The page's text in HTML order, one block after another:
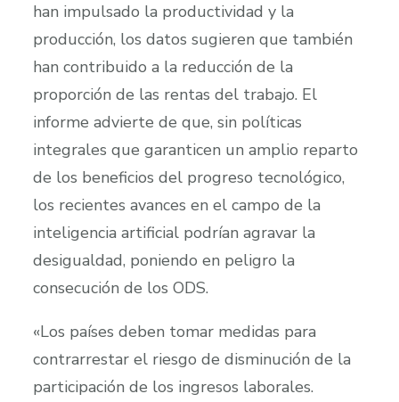
han impulsado la productividad y la
producción, los datos sugieren que también
han contribuido a la reducción de la
proporción de las rentas del trabajo. El
informe advierte de que, sin políticas
integrales que garanticen un amplio reparto
de los beneficios del progreso tecnológico,
los recientes avances en el campo de la
inteligencia artificial podrían agravar la
desigualdad, poniendo en peligro la
consecución de los ODS.
«Los países deben tomar medidas para
contrarrestar el riesgo de disminución de la
participación de los ingresos laborales.